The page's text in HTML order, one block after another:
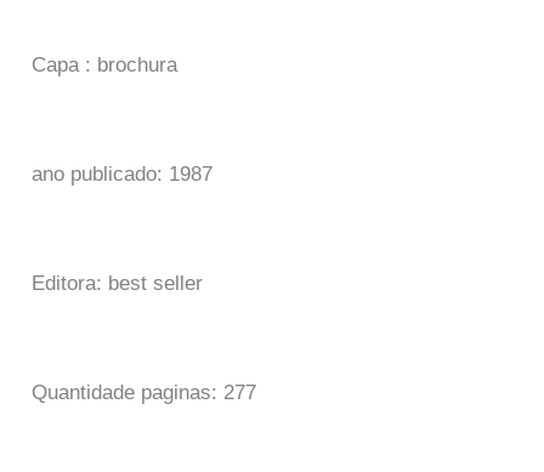
Capa : brochura
ano publicado: 1987
Editora: best seller
Quantidade paginas: 277